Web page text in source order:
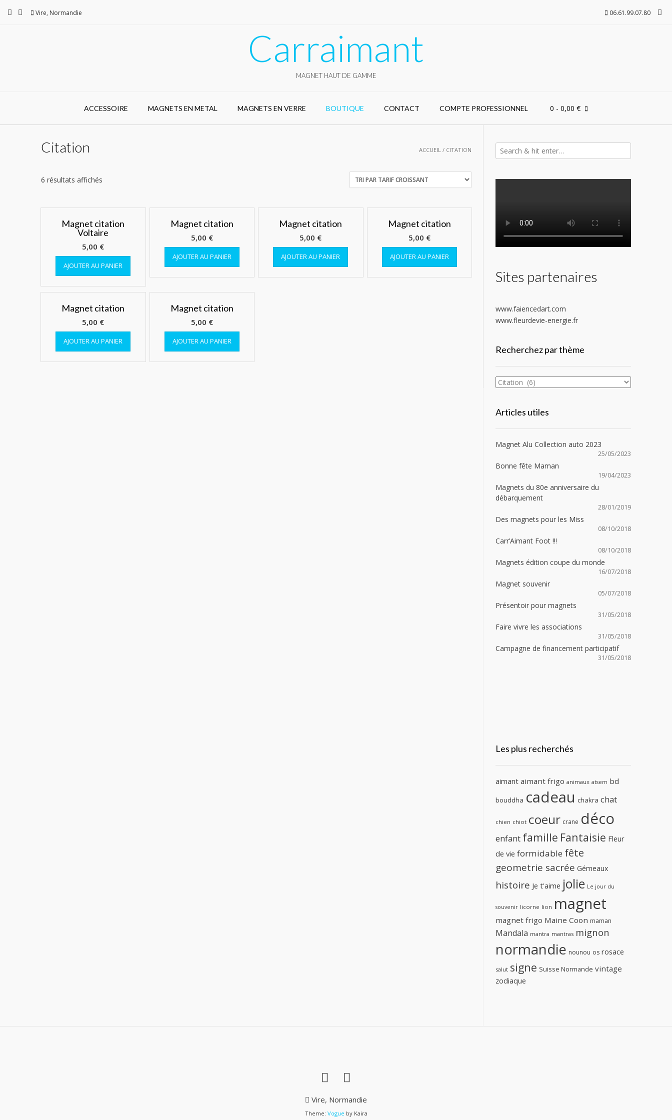
Vire, Normandie 06.61.99.07.80
Carraimant
MAGNET HAUT DE GAMME
ACCESSOIRE MAGNETS EN METAL MAGNETS EN VERRE BOUTIQUE CONTACT COMPTE PROFESSIONNEL 0 - 0,00 €
ACCUEIL / CITATION
Citation
6 résultats affichés
Magnet citation
Voltaire
5,00 €
AJOUTER AU PANIER
Magnet citation
5,00 €
AJOUTER AU PANIER
Magnet citation
5,00 €
AJOUTER AU PANIER
Magnet citation
5,00 €
AJOUTER AU PANIER
Magnet citation
5,00 €
AJOUTER AU PANIER
Magnet citation
5,00 €
AJOUTER AU PANIER
Sites partenaires
www.faiencedart.com
www.fleurdevie-energie.fr
Recherchez par thème
Articles utiles
Magnet Alu Collection auto 2023
25/05/2023
Bonne fête Maman
19/04/2023
Magnets du 80e anniversaire du
débarquement
28/01/2019
Des magnets pour les Miss
08/10/2018
Carr’Aimant Foot !!!
08/10/2018
Magnets édition coupe du monde
16/07/2018
Magnet souvenir
05/07/2018
Présentoir pour magnets
31/05/2018
Faire vivre les associations
31/05/2018
Campagne de financement participatif
31/05/2018
Les plus recherchés
aimant aimant frigo animaux atsem bd
bouddha cadeau chakra chat
chien chiot coeur crane déco
enfant famille Fantaisie Fleur
de vie formidable fête
geometrie sacrée Gémeaux
histoire Je t'aime jolie Le jour du
souvenir licorne lion magnet
magnet frigo Maine Coon maman
Mandala mantra mantras mignon
normandie nounou os rosace
salut signe Suisse Normande vintage
zodiaque
Vire, Normandie
Theme: Vogue by Kaira